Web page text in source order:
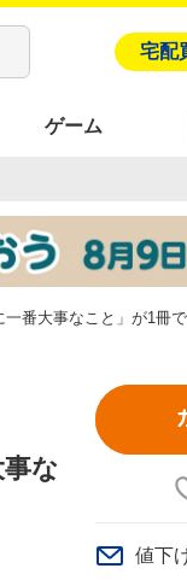
宅配
ゲーム
番大事なこと」が1冊で
な
値下